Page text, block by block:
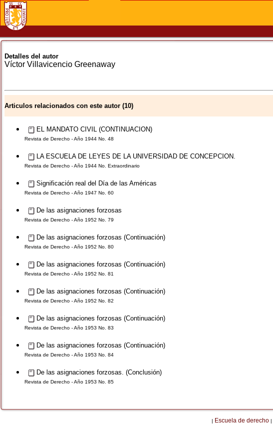
Detalles del autor
Víctor Villavicencio Greenaway
Articulos relacionados con este autor (10)
EL MANDATO CIVIL (CONTINUACION)
Revista de Derecho - Año 1944 No. 48
LA ESCUELA DE LEYES DE LA UNIVERSIDAD DE CONCEPCION.
Revista de Derecho - Año 1944 No. Extraordinario
Significación real del Día de las Américas
Revista de Derecho - Año 1947 No. 60
De las asignaciones forzosas
Revista de Derecho - Año 1952 No. 79
De las asignaciones forzosas (Continuación)
Revista de Derecho - Año 1952 No. 80
De las asignaciones forzosas (Continuación)
Revista de Derecho - Año 1952 No. 81
De las asignaciones forzosas (Continuación)
Revista de Derecho - Año 1952 No. 82
De las asignaciones forzosas (Continuación)
Revista de Derecho - Año 1953 No. 83
De las asignaciones forzosas (Continuación)
Revista de Derecho - Año 1953 No. 84
De las asignaciones forzosas. (Conclusión)
Revista de Derecho - Año 1953 No. 85
| Escuela de derecho |